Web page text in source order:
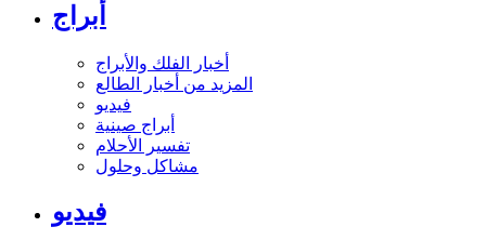
أبراج
أخبار الفلك والأبراج
المزيد من أخبار الطالع
فيديو
أبراج صينية
تفسير الأحلام
مشاكل وحلول
فيديو